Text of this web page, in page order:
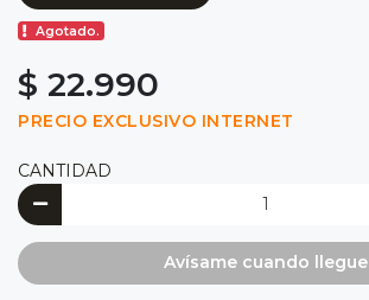
Agotado.
$ 22.990
PRECIO EXCLUSIVO INTERNET
CANTIDAD
Avísame cuando llegue